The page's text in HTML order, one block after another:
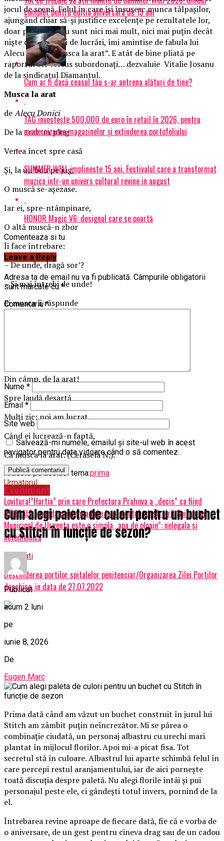
jocul de scenă. Felul în care își însușesc munca tălpașilor,
ajungând chiar să-și justifice excelențe pe rezultatele lor,
doar pentru că nu sunt nici mai mult, nici mai puțin decât
niște distribuitori de lucrări, îmi amintise de fabula lui
Alecu Donici, ”Musca la arat”. E atât de bine pliată pe
raportul sef versus subordonați… dezvaluie Vitalie Josanu
de la sindicatul Diamantul.
Musca la arat
deAlecu Donici
De la arat un plug
Venea încet spre casă
Şi, la un bou pe jug,
O muscă se-aşezase.
Iar ei, spre-ntâmpinare,
O altă muscă-n zbor
Îi face întrebare:
– De unde, dragă sor’?
– Şi mai întrebi de unde!
Ei musca îi răspunde
Din câmp, de la arat!
Spre laudă deşartă
Mulţi zic: noi am lucrat,
Când ei lucrează-n faptă,
Ca musca la arat. (Cerasela N.).
Articole pe aceiasi tema:prima
Urmatorul
Lovitura!”Hartia” prin care Prefectura Prahova a „decis” ca fiind
NELEGALE amendamentele aduse la proiectul construirii Spitalului
Municipal de Urgenta este o simpla „apa de ploaie”: nelegala si
netemeinica
Nu ratati
Deschiderea portilor spitalelor penitenciar/Organizarea Zilei Portilor
deschise, in data de 27.07.2022
complet pentru editia aniversara de 15 ani
Cum ar fi dacă ceasul tău s-ar antrena alături de tine?
TAG investește 500.000 de euro în retail în 2026, pentru
modernizarea magazinelor și extinderea portofoliului
SUMMER WELL implineste 15 ani. Festivalul care a transformat
muzica intr-un univers cultural revine in august
HONOR Magic V6: designul care se poartă
Comenteaza si tu
Leave a Reply
Adresa ta de email nu va fi publicată. Câmpurile obligatorii
sunt marcate cu *
Comentariu*
Nume *
Email *
Site web
Salvează-mi numele, emailul și site-ul web în acest
navigator pentru data viitoare când o să comentez.
Eveniment
Cum alegi paleta de culori pentru un buchet
cu Stitch în funcție de sezon?
Publicat
acum 2 luni
pe
iunie 8, 2026
De
Eugen Marc
Prima dată când am văzut un buchet construit în jurul lui
Stitch am zâmbit puțin neîncrezător. Mi se părea o
combinație ciudată, un personaj albastru cu urechi mari
plantat în mijlocul florilor. Apoi mi-a picat fisa. Tot
secretul stă în culoare. Albastrul lui aparte schimbă felul în
care percepi restul aranjamentului, iar de aici pornește
toată discuția despre paletă. Nu alegi florile întâi și pui
personajul peste ele, ci gândești totul invers, pornind de la
el.
Întrebarea revine aproape de fiecare dată, fie că e vorba de
o aniversare, de un gest pentru cineva drag sau de un cadou